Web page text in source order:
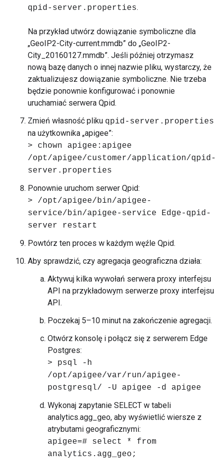
qpid-server.properties.
Na przykład utwórz dowiązanie symboliczne dla
„GeoIP2-City-current.mmdb” do „GeoIP2-
City_20160127.mmdb”. Jeśli później otrzymasz
nową bazę danych o innej nazwie pliku, wystarczy, że
zaktualizujesz dowiązanie symboliczne. Nie trzeba
będzie ponownie konfigurować i ponownie
uruchamiać serwera Qpid.
Zmień własność pliku qpid-server.properties
na użytkownika „apigee”:
> chown apigee:apigee
/opt/apigee/customer/application/qpid-
server.properties
Ponownie uruchom serwer Qpid:
> /opt/apigee/bin/apigee-
service/bin/apigee-service Edge-qpid-
server restart
Powtórz ten proces w każdym węźle Qpid.
Aby sprawdzić, czy agregacja geograficzna działa:
Aktywuj kilka wywołań serwera proxy interfejsu
API na przykładowym serwerze proxy interfejsu
API.
Poczekaj 5–10 minut na zakończenie agregacji.
Otwórz konsolę i połącz się z serwerem Edge
Postgres:
> psql -h
/opt/apigee/var/run/apigee-
postgresql/ -U apigee -d apigee
Wykonaj zapytanie SELECT w tabeli
analytics.agg_geo, aby wyświetlić wiersze z
atrybutami geograficznymi:
apigee=# select * from
analytics.agg_geo;